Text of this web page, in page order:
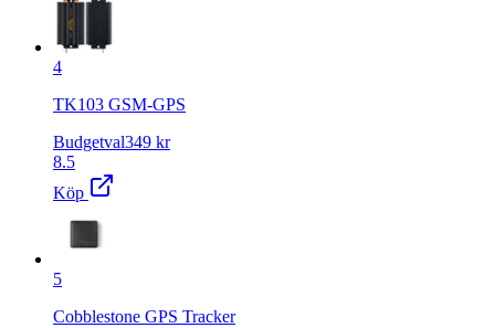
4
TK103 GSM-GPS
Budgetval349 kr
8.5
Köp
5
Cobblestone GPS Tracker